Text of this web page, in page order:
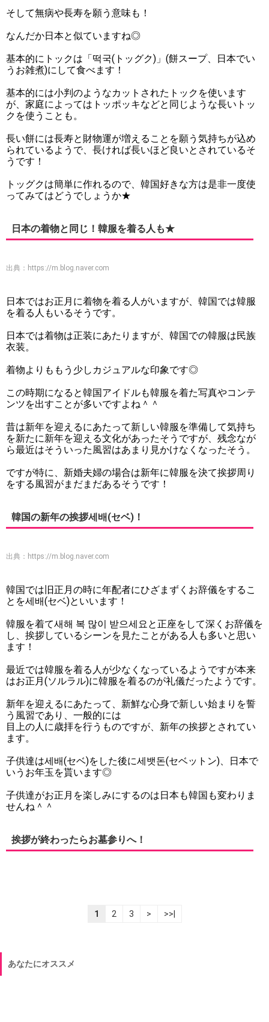
そして無病や長寿を願う意味も！
なんだか日本と似ていますね◎
基本的にトックは「떡국(トッグク)」(餅スープ、日本でい
うお雑煮)にして食べます！
基本的には小判のようなカットされたトックを使います
が、家庭によってはトッポッキなどと同じような長いトッ
クを使うことも。
長い餅には長寿と財物運が増えることを願う気持ちが込め
られているようで、長ければ長いほど良いとされているそ
うです！
トッグクは簡単に作れるので、韓国好きな方は是非一度使
ってみてはどうでしょうか★
日本の着物と同じ！韓服を着る人も★
出典： https://m.blog.naver.com
日本ではお正月に着物を着る人がいますが、韓国では韓服
を着る人もいるそうです。
日本では着物は正装にあたりますが、韓国での韓服は民族
衣装。
着物よりももう少しカジュアルな印象です◎
この時期になると韓国アイドルも韓服を着た写真やコンテ
ンツを出すことが多いですよね＾＾
昔は新年を迎えるにあたって新しい韓服を準備して気持ち
を新たに新年を迎える文化があったそうですが、残念なが
ら最近はそういった風習はあまり見かけなくなったそう。
ですが特に、新婚夫婦の場合は新年に韓服を決て挨拶周り
をする風習がまだまだあるそうです！
韓国の新年の挨拶세배(セベ)！
出典： https://m.blog.naver.com
韓国では旧正月の時に年配者にひざまずくお辞儀をするこ
とを세배(セベ)といいます！
韓服を着て새해 복 많이 받으세요と正座をして深くお辞儀を
し、挨拶しているシーンを見たことがある人も多いと思い
ます！
最近では韓服を着る人が少なくなっているようですが本来
はお正月(ソルラル)に韓服を着るのが礼儀だったようです。
新年を迎えるにあたって、新鮮な心身で新しい始まりを誓
う風習であり、一般的には
目上の人に歳拝を行うものですが、新年の挨拶とされてい
ます。
子供達は세배(セベ)をした後に세뱃돈(セベットン)、日本で
いうお年玉を貰います◎
子供達がお正月を楽しみにするのは日本も韓国も変わりま
せんね＾＾
挨拶が終わったらお墓参りへ！
1 2 3 > >>|
あなたにオススメ